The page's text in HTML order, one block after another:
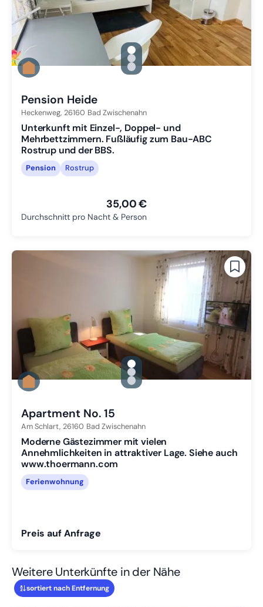
gallery.slide_selector
Zu Slide 1 wechseln
Zu Slide 2 wechseln
Zu Slide 3 wechseln
Pension Heide
Heckenweg, 26160 Bad Zwischenahn
Unterkunft mit Einzel-, Doppel- und
Mehrbettzimmern. Fußläufig zum Bau-ABC
Rostrup und der BBS.
Pension Rostrup
35,00 €
Durchschnitt pro Nacht & Person
gallery.slide_selector
Zu Slide 1 wechseln
Zu Slide 2 wechseln
Zu Slide 3 wechseln
Apartment No. 15
Am Schlart, 26160 Bad Zwischenahn
Moderne Gästezimmer mit vielen
Annehmlichkeiten in attraktiver Lage. Siehe auch
www.thoermann.com
Ferienwohnung
Preis auf Anfrage
Weitere Unterkünfte in der Nähe
sortiert nach Entfernung